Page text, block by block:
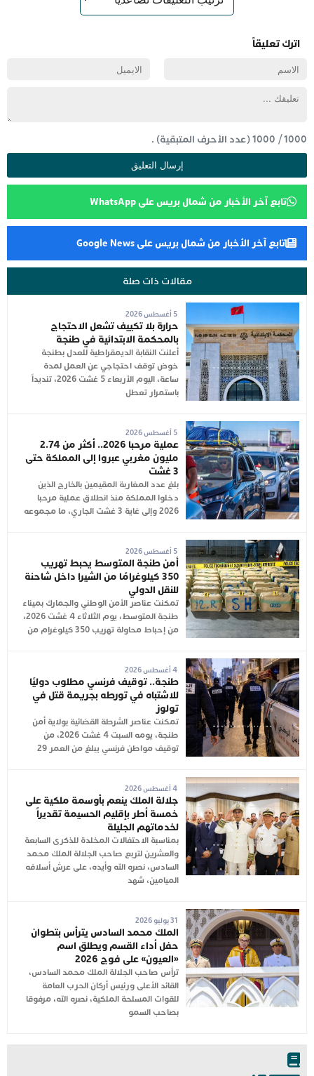
اترك تعليقاً
1000
/
1000(عدد الأحرف المتبقية) .
تابع آخر الأخبار من شمال بريس على WhatsApp
تابع آخر الأخبار من شمال بريس على Google News
مقالات ذات صلة
5 أغسطس 2026
حرارة بلا تكييف تشعل الاحتجاج
بالمحكمة الابتدائية في طنجة
أعلنت النقابة الديمقراطية للعدل بطنجة
خوض توقف احتجاجي عن العمل لمدة
ساعة، اليوم الأربعاء 5 غشت 2026، تنديداً
باستمرار تعطل
5 أغسطس 2026
عملية مرحبا 2026.. أكثر من 2.74
مليون مغربي عبروا إلى المملكة حتى
3 غشت
بلغ عدد المغاربة المقيمين بالخارج الذين
دخلوا المملكة منذ انطلاق عملية مرحبا
2026 وإلى غاية 3 غشت الجاري، ما مجموعه
5 أغسطس 2026
أمن طنجة المتوسط يحبط تهريب
350 كيلوغرامًا من الشيرا داخل شاحنة
للنقل الدولي
تمكنت عناصر الأمن الوطني والجمارك بميناء
طنجة المتوسط، يوم الثلاثاء 4 غشت 2026،
من إحباط محاولة تهريب 350 كيلوغرام من
4 أغسطس 2026
طنجة.. توقيف فرنسي مطلوب دوليًا
للاشتباه في تورطه بجريمة قتل في
تولوز
تمكنت عناصر الشرطة القضائية بولاية أمن
طنجة، يومه السبت 4 غشت 2026، من
توقيف مواطن فرنسي يبلغ من العمر 29
4 أغسطس 2026
جلالة الملك ينعم بأوسمة ملكية على
خمسة أطر بإقليم الحسيمة تقديراً
لخدماتهم الجليلة
بمناسبة الاحتفالات المخلدة للذكرى السابعة
والعشرين لتربع صاحب الجلالة الملك محمد
السادس، نصره الله وأيده، على عرش أسلافه
الميامين، شهد
31 يوليو 2026
الملك محمد السادس يترأس بتطوان
حفل أداء القسم ويطلق اسم
«العيون» على فوج 2026
ترأس صاحب الجلالة الملك محمد السادس،
القائد الأعلى ورئيس أركان الحرب العامة
للقوات المسلحة الملكية، نصره الله، مرفوقا
بصاحب السمو